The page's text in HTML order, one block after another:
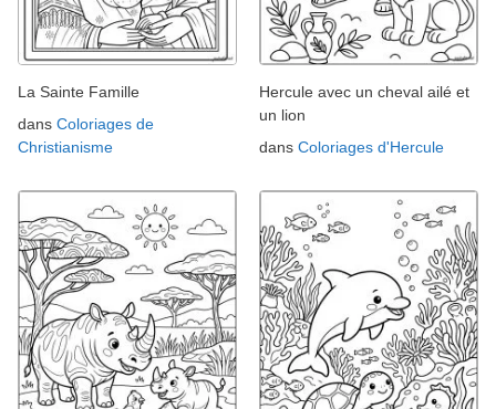
La Sainte Famille
dans Coloriages de
Christianisme
Hercule avec un cheval ailé et
un lion
dans Coloriages d'Hercule